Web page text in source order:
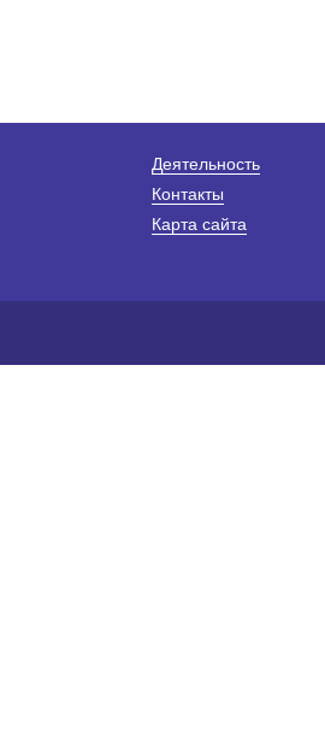
Деятельность
Контакты
Карта сайта